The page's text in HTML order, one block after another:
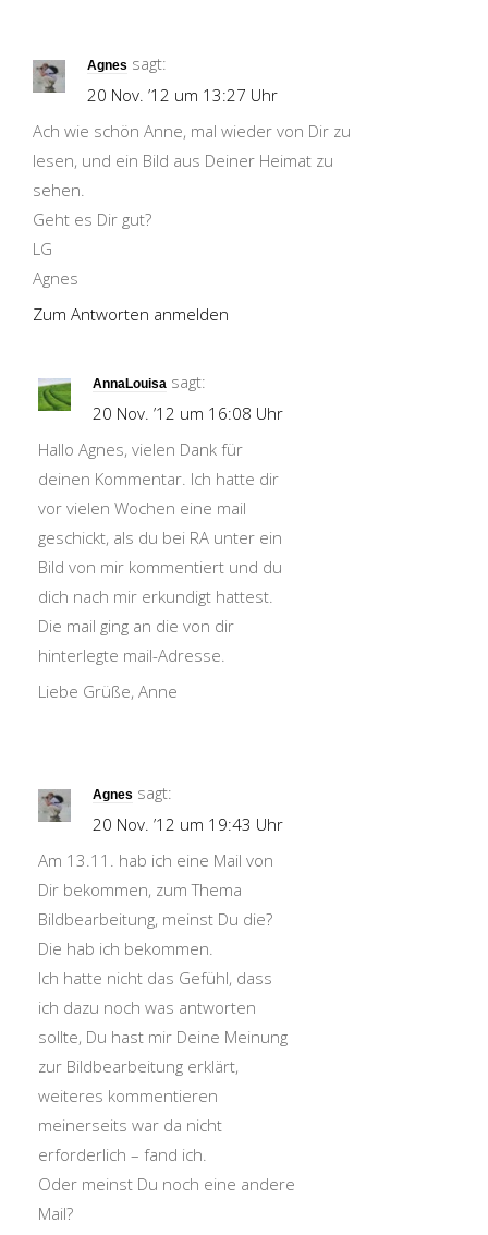
Agnes sagt:
20 Nov. ’12 um 13:27 Uhr
Ach wie schön Anne, mal wieder von Dir zu
lesen, und ein Bild aus Deiner Heimat zu
sehen.
Geht es Dir gut?
LG
Agnes
Zum Antworten anmelden
AnnaLouisa sagt:
20 Nov. ’12 um 16:08 Uhr
Hallo Agnes, vielen Dank für
deinen Kommentar. Ich hatte dir
vor vielen Wochen eine mail
geschickt, als du bei RA unter ein
Bild von mir kommentiert und du
dich nach mir erkundigt hattest.
Die mail ging an die von dir
hinterlegte mail-Adresse.
Liebe Grüße, Anne
Agnes sagt:
20 Nov. ’12 um 19:43 Uhr
Am 13.11. hab ich eine Mail von
Dir bekommen, zum Thema
Bildbearbeitung, meinst Du die?
Die hab ich bekommen.
Ich hatte nicht das Gefühl, dass
ich dazu noch was antworten
sollte, Du hast mir Deine Meinung
zur Bildbearbeitung erklärt,
weiteres kommentieren
meinerseits war da nicht
erforderlich – fand ich.
Oder meinst Du noch eine andere
Mail?